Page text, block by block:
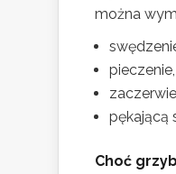
można
pieczenie,
pękającą
Choć